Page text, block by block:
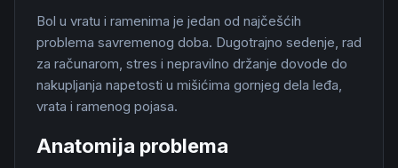
Bol u vratu i ramenima je jedan od najčešćih
problema savremenog doba. Dugotrajno sedenje, rad
za računarom, stres i nepravilno držanje dovode do
nakupljanja napetosti u mišićima gornjeg dela leđa,
vrata i ramenog pojasa.
Anatomija problema